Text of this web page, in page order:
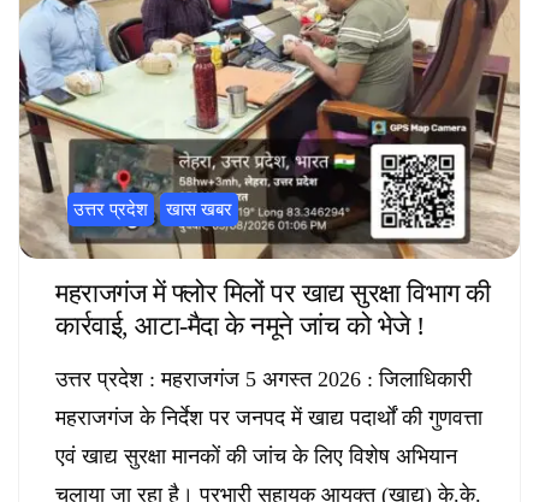
उत्तर प्रदेश खास खबर
महराजगंज में फ्लोर मिलों पर खाद्य सुरक्षा विभाग की
कार्रवाई, आटा-मैदा के नमूने जांच को भेजे !
उत्तर प्रदेश : महराजगंज 5 अगस्त 2026 : जिलाधिकारी
महराजगंज के निर्देश पर जनपद में खाद्य पदार्थों की गुणवत्ता
एवं खाद्य सुरक्षा मानकों की जांच के लिए विशेष अभियान
चलाया जा रहा है। प्रभारी सहायक आयुक्त (खाद्य) के.के.